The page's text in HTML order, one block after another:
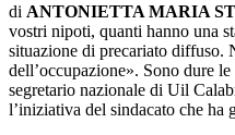
di ANTONIETTA MARIA
vostri nipoti, quanti hanno una
situazione di precariato diffuso.
dell’occupazione». Sono dure
segretario nazionale di Uil
l’iniziativa del sindacato che ha